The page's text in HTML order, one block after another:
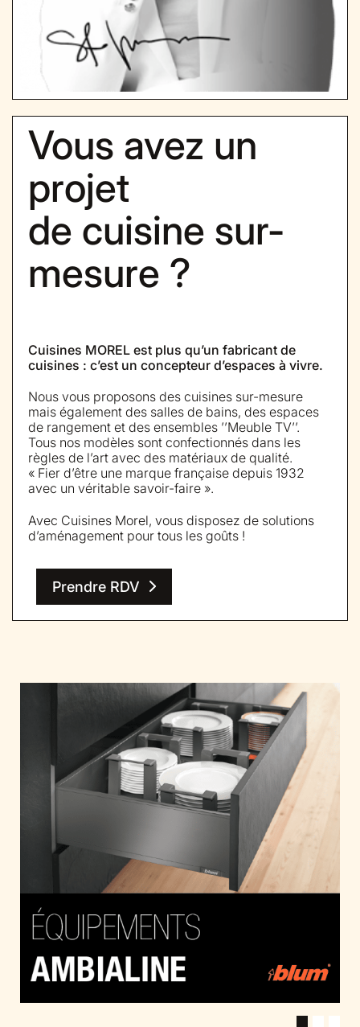
Vous avez un
projet
de cuisine sur-
mesure ?
Cuisines MOREL est plus qu’un fabricant de
cuisines : c’est un concepteur d’espaces à vivre.
Nous vous proposons des cuisines sur-mesure
mais également des salles de bains, des espaces
de rangement et des ensembles ’’Meuble TV’’.
Tous nos modèles sont confectionnés dans les
règles de l’art avec des matériaux de qualité.
« Fier d’être une marque française depuis 1932
avec un véritable savoir-faire ».
Avec Cuisines Morel, vous disposez de solutions
d’aménagement pour tous les goûts !
Prendre RDV